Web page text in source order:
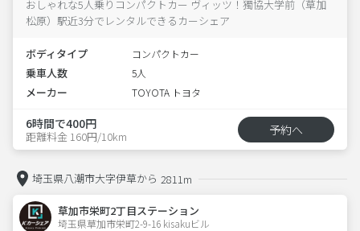
おしゃれな5人乗りコンパクトカー ヴィッツ！獨協大学前（草加
松原）駅近3分でレンタルできるカーシェア
ボディタイプ コンパクトカー
乗車人数 5人
メーカー TOYOTA トヨタ
6時間で400円
距離料金 160円/10km 予約へ
埼玉県八潮市大字伊草から 2811m
草加市栄町2丁目ステーション
埼玉県草加市栄町2-9-16 kisakuビル